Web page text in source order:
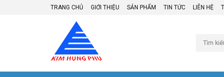
TRANG CHỦ GIỚI THIỆU SẢN PHẨM TIN TỨC LIÊN HỆ